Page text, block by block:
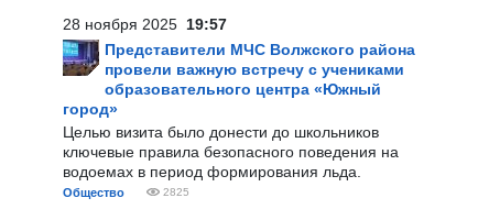
28 ноября 2025 19:57
Представители МЧС Волжского района
провели важную встречу с учениками
образовательного центра «Южный
город»
Целью визита было донести до школьников
ключевые правила безопасного поведения на
водоемах в период формирования льда.
Общество 2825